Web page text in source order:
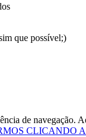
que possível;)
de navegação.
CLICANDO